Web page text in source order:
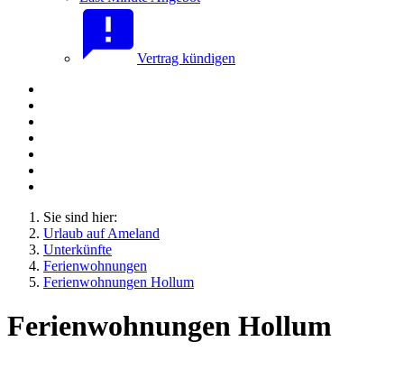
Vertrag kündigen
Sie sind hier:
Urlaub auf Ameland
Unterkünfte
Ferienwohnungen
Ferienwohnungen Hollum
Ferienwohnungen Hollum